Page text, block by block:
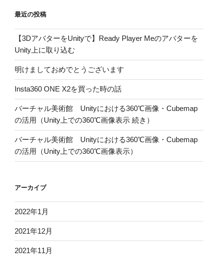
最近の投稿
【3DアバターをUnityで】Ready Player Meのアバターを
Unity上に取り込む
明けましておめでとうございます
Insta360 ONE X2を買った時の話
バーチャル美術館 Unityにおける360℃画像・Cubemap
の活用（Unity上での360℃画像表示 続き）
バーチャル美術館 Unityにおける360℃画像・Cubemap
の活用（Unity上での360℃画像表示）
アーカイブ
2022年1月
2021年12月
2021年11月